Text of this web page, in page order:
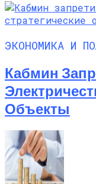
ЭКОНОМИКА И
Кабмин
Объекты